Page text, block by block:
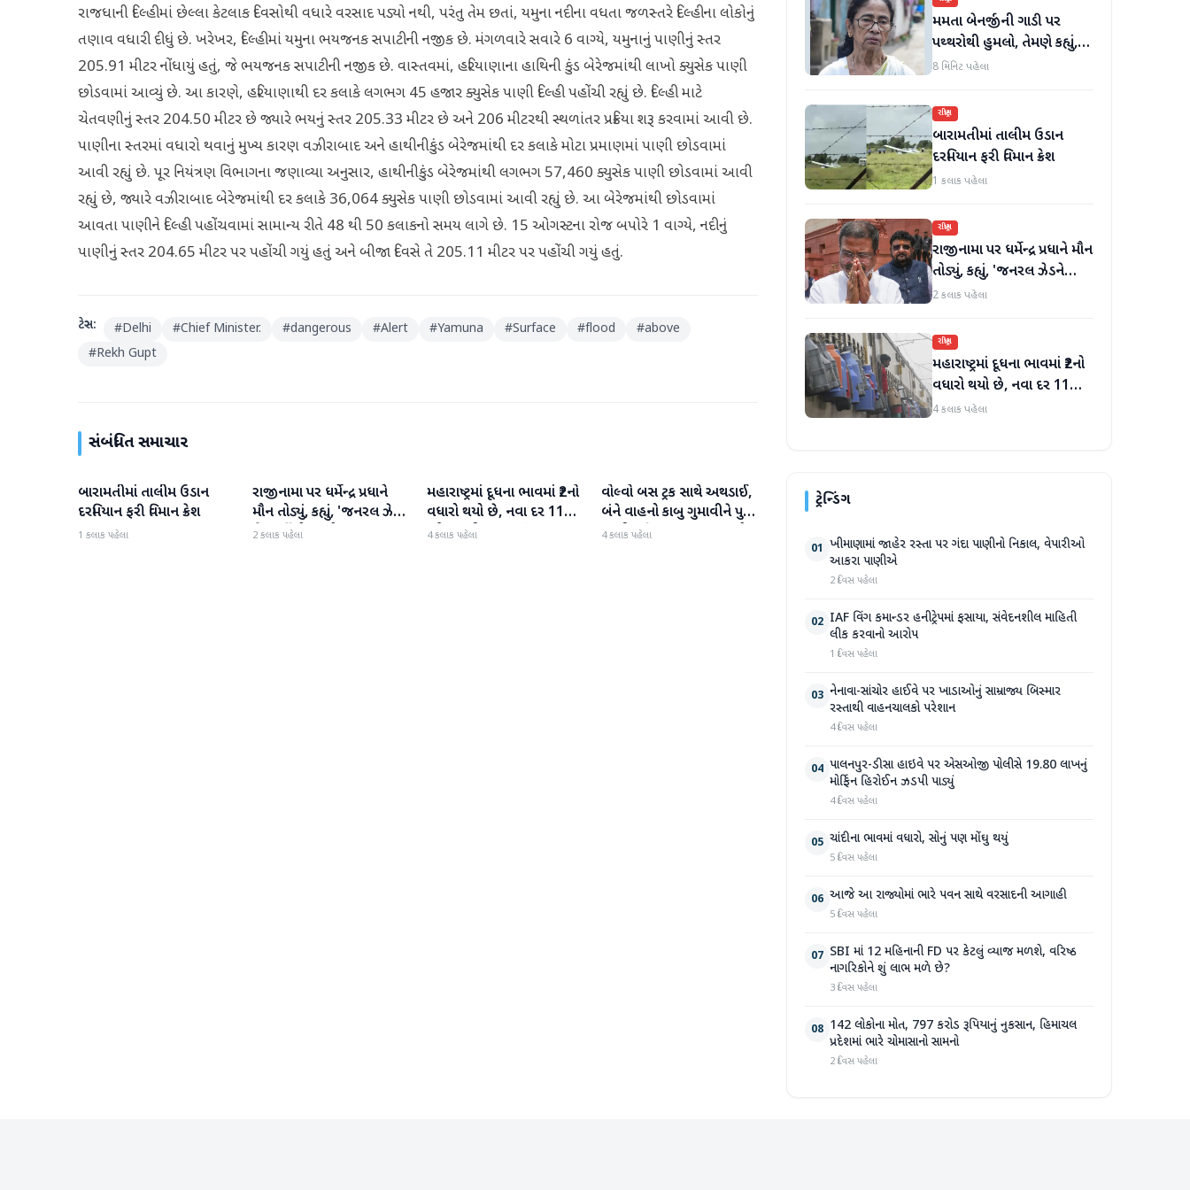
રાજધાની દિલ્હીમાં છેલ્લા કેટલાક દિવસોથી વધારે વરસાદ પડ્યો નથી, પરંતુ તેમ છતાં, યમુના નદીના વધતા જળસ્તરે દિલ્હીના લોકોનું
તણાવ વધારી દીધું છે. ખરેખર, દિલ્હીમાં યમુના ભયજનક સપાટીની નજીક છે. મંગળવારે સવારે 6 વાગ્યે, યમુનાનું પાણીનું સ્તર
205.91 મીટર નોંધાયું હતું, જે ભયજનક સપાટીની નજીક છે. વાસ્તવમાં, હરિયાણાના હાથિની કુંડ બેરેજમાંથી લાખો ક્યુસેક પાણી
છોડવામાં આવ્યું છે. આ કારણે, હરિયાણાથી દર કલાકે લગભગ 45 હજાર ક્યુસેક પાણી દિલ્હી પહોંચી રહ્યું છે. દિલ્હી માટે
ચેતવણીનું સ્તર 204.50 મીટર છે જ્યારે ભયનું સ્તર 205.33 મીટર છે અને 206 મીટરથી સ્થળાંતર પ્રક્રિયા શરૂ કરવામાં આવી છે.
પાણીના સ્તરમાં વધારો થવાનું મુખ્ય કારણ વઝીરાબાદ અને હાથીનીકુંડ બેરેજમાંથી દર કલાકે મોટા પ્રમાણમાં પાણી છોડવામાં
આવી રહ્યું છે. પૂર નિયંત્રણ વિભાગના જણાવ્યા અનુસાર, હાથીનીકુંડ બેરેજમાંથી લગભગ 57,460 ક્યુસેક પાણી છોડવામાં આવી
રહ્યું છે, જ્યારે વઝીરાબાદ બેરેજમાંથી દર કલાકે 36,064 ક્યુસેક પાણી છોડવામાં આવી રહ્યું છે. આ બેરેજમાંથી છોડવામાં
આવતા પાણીને દિલ્હી પહોંચવામાં સામાન્ય રીતે 48 થી 50 કલાકનો સમય લાગે છે. 15 ઓગસ્ટના રોજ બપોરે 1 વાગ્યે, નદીનું
પાણીનું સ્તર 204.65 મીટર પર પહોંચી ગયું હતું અને બીજા દિવસે તે 205.11 મીટર પર પહોંચી ગયું હતું.
ટેગ્સ: #Delhi #Chief Minister. #dangerous #Alert #Yamuna #Surface #flood #above
#Rekh Gupt
સંબંધિત સમાચાર
રાષ્ટ્રીય
બારામતીમાં તાલીમ ઉડાન
દરમિયાન ફરી વિમાન ક્રેશ
1 કલાક પહેલા
રાષ્ટ્રીય
રાજીનામા પર ધર્મેન્દ્ર પ્રધાને
મૌન તોડ્યું, કહ્યું, 'જનરલ ઝેડને
ગેરમાર્ગે દોરવાનો પ્રયાસ
2 કલાક પહેલા
રાષ્ટ્રીય
મહારાષ્ટ્રમાં દૂધના ભાવમાં ₹2નો
વધારો થયો છે, નવા દર 11
ઓગસ્ટથી અમલમાં
4 કલાક પહેલા
રાષ્ટ્રીય
વોલ્વો બસ ટ્રક સાથે અથડાઈ,
બંને વાહનો કાબુ ગુમાવીને પુલ
પરથી પડી ગયા, 40 મુસાફરો
4 કલાક પહેલા
મમતા બેનર્જીની ગાડી પર
પથ્થરોથી હુમલો, તેમણે કહ્યું,
'મારું માથું ફૂટી ગયું હોત'
8 મિનિટ પહેલા
રાષ્ટ્રીય
બારામતીમાં તાલીમ ઉડાન
દરમિયાન ફરી વિમાન ક્રેશ
1 કલાક પહેલા
રાષ્ટ્રીય
રાજીનામા પર ધર્મેન્દ્ર પ્રધાને મૌન
તોડ્યું, કહ્યું, 'જનરલ ઝેડને
ગેરમાર્ગે દોરવાનો પ્રયાસ
મહત્વનું નથી'
2 કલાક પહેલા
રાષ્ટ્રીય
મહારાષ્ટ્રમાં દૂધના ભાવમાં ₹2નો
વધારો થયો છે, નવા દર 11
ઓગસ્ટથી અમલમાં
4 કલાક પહેલા
ટ્રેન્ડિંગ
01 ખીમાણામાં જાહેર રસ્તા પર ગંદા પાણીનો નિકાલ, વેપારીઓ
આકરા પાણીએ
2 દિવસ પહેલા
02 IAF વિંગ કમાન્ડર હનીટ્રેપમાં ફસાયા, સંવેદનશીલ માહિતી
લીક કરવાનો આરોપ
1 દિવસ પહેલા
03 નેનાવા-સાંચોર હાઈવે પર ખાડાઓનું સામ્રાજ્ય બિસ્માર
રસ્તાથી વાહનચાલકો પરેશાન
4 દિવસ પહેલા
04 પાલનપુર-ડીસા હાઇવે પર એસઓજી પોલીસે 19.80 લાખનું
મોર્ફિન હિરોઈન ઝડપી પાડ્યું
4 દિવસ પહેલા
05 ચાંદીના ભાવમાં વધારો, સોનું પણ મોંઘુ થયું
5 દિવસ પહેલા
06 આજે આ રાજ્યોમાં ભારે પવન સાથે વરસાદની આગાહી
5 દિવસ પહેલા
07 SBI માં 12 મહિનાની FD પર કેટલું વ્યાજ મળશે, વરિષ્ઠ
નાગરિકોને શું લાભ મળે છે?
3 દિવસ પહેલા
08 142 લોકોના મોત, 797 કરોડ રૂપિયાનું નુકસાન, હિમાચલ
પ્રદેશમાં ભારે ચોમાસાનો સામનો
2 દિવસ પહેલા